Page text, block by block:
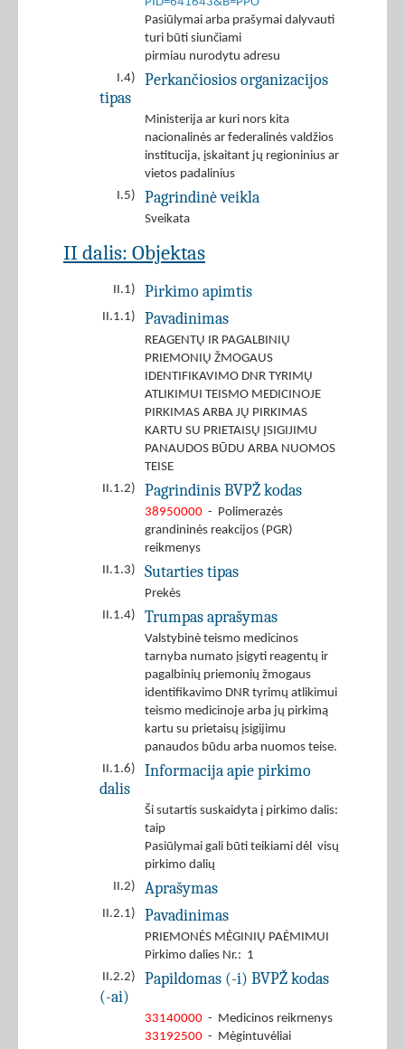
Pasiūlymai arba prašymai dalyvauti
turi būti siunčiami
pirmiau nurodytu adresu
I.4)
Perkančiosios organizacijos
tipas
Ministerija ar kuri nors kita
nacionalinės ar federalinės valdžios
institucija, įskaitant jų regioninius ar
vietos padalinius
I.5)
Pagrindinė veikla
Sveikata
II dalis: Objektas
II.1) Pirkimo apimtis
II.1.1) Pavadinimas
REAGENTŲ IR PAGALBINIŲ
PRIEMONIŲ ŽMOGAUS
IDENTIFIKAVIMO DNR TYRIMŲ
ATLIKIMUI TEISMO MEDICINOJE
PIRKIMAS ARBA JŲ PIRKIMAS
KARTU SU PRIETAISŲ ĮSIGIJIMU
PANAUDOS BŪDU ARBA NUOMOS
TEISE
II.1.2)
Pagrindinis BVPŽ kodas
38950000 - Polimerazės
grandininės reakcijos (PGR)
reikmenys
II.1.3)
Sutarties tipas
Prekės
II.1.4)
Trumpas aprašymas
Valstybinė teismo medicinos
tarnyba numato įsigyti reagentų ir
pagalbinių priemonių žmogaus
identifikavimo DNR tyrimų atlikimui
teismo medicinoje arba jų pirkimą
kartu su prietaisų įsigijimu
panaudos būdu arba nuomos teise.
II.1.6)
Informacija apie pirkimo
dalis
Ši sutartis suskaidyta į pirkimo dalis:
taip
Pasiūlymai gali būti teikiami dėl visų
pirkimo dalių
II.2)
Aprašymas
II.2.1) Pavadinimas
PRIEMONĖS MĖGINIŲ PAĖMIMUI
Pirkimo dalies Nr.: 1
II.2.2)
Papildomas (-i) BVPŽ kodas
(-ai)
33140000 - Medicinos reikmenys
33192500 - Mėgintuvėliai